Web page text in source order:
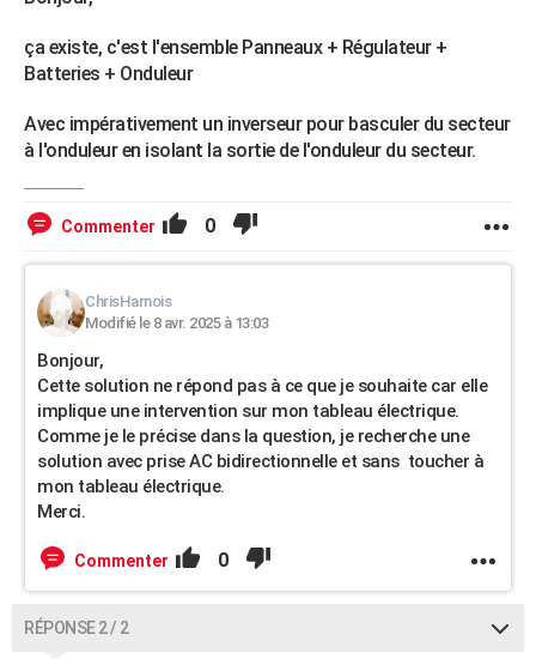
ça existe, c'est l'ensemble Panneaux + Régulateur +
Batteries + Onduleur
Avec impérativement un inverseur pour basculer du secteur
à l'onduleur en isolant la sortie de l'onduleur du secteur.
Commenter 0
ChrisHarnois
Modifié le 8 avr. 2025 à 13:03
Bonjour,
Cette solution ne répond pas à ce que je souhaite car elle
implique une intervention sur mon tableau électrique.
Comme je le précise dans la question, je recherche une
solution avec prise AC bidirectionnelle et sans toucher à
mon tableau électrique.
Merci.
Commenter 0
RÉPONSE 2 / 2